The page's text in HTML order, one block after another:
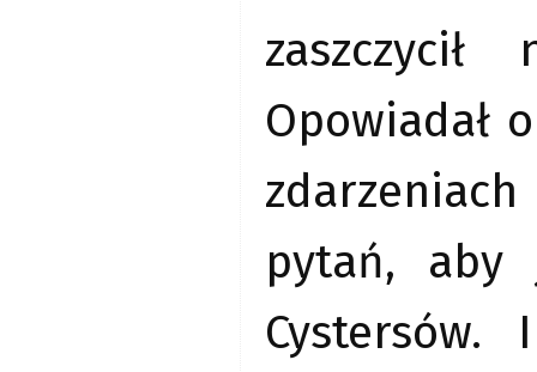
Opowiadał
pytań, aby
Cystersów.